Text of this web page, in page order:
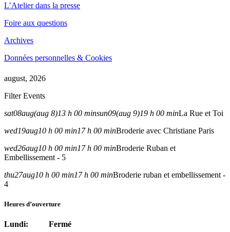
L’Atelier dans la presse
Foire aux questions
Archives
Données personnelles & Cookies
august, 2026
Filter Events
sat08aug(aug 8)13 h 00 minsun09(aug 9)19 h 00 minLa Rue et Toi
wed19aug10 h 00 min17 h 00 minBroderie avec Christiane Paris
wed26aug10 h 00 min17 h 00 minBroderie Ruban et
Embellissement - 5
thu27aug10 h 00 min17 h 00 minBroderie ruban et embellissement -
4
Heures d’ouverture
Lundi: Fermé